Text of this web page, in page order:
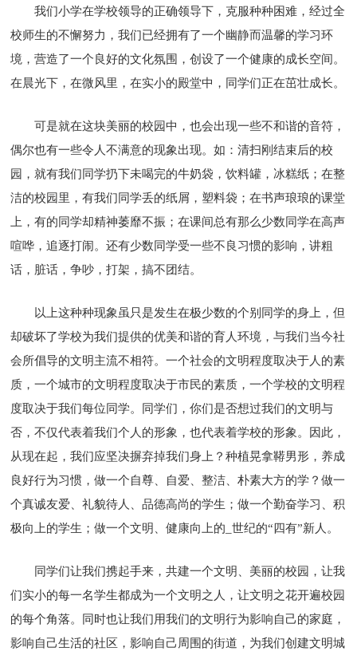
我们小学在学校领导的正确领导下，克服种种困难，经过全
校师生的不懈努力，我们已经拥有了一个幽静而温馨的学习环
境，营造了一个良好的文化氛围，创设了一个健康的成长空间。
在晨光下，在微风里，在实小的殿堂中，同学们正在茁壮成长。
可是就在这块美丽的校园中，也会出现一些不和谐的音符，
偶尔也有一些令人不满意的现象出现。如：清扫刚结束后的校
园，就有我们同学扔下未喝完的牛奶袋，饮料罐，冰糕纸；在整
洁的校园里，有我们同学丢的纸屑，塑料袋；在书声琅琅的课堂
上，有的同学却精神萎靡不振；在课间总有那么少数同学在高声
喧哗，追逐打闹。还有少数同学受一些不良习惯的影响，讲粗
话，脏话，争吵，打架，搞不团结。
以上这种种现象虽只是发生在极少数的个别同学的身上，但
却破坏了学校为我们提供的优美和谐的育人环境，与我们当今社
会所倡导的文明主流不相符。一个社会的文明程度取决于人的素
质，一个城市的文明程度取决于市民的素质，一个学校的文明程
度取决于我们每位同学。同学们，你们是否想过我们的文明与
否，不仅代表着我们个人的形象，也代表着学校的形象。因此，
从现在起，我们应坚决摒弃掉我们身上？种植晃拿鞯男形，养成
良好行为习惯，做一个自尊、自爱、整洁、朴素大方的学？做一
个真诚友爱、礼貌待人、品德高尚的学生；做一个勤奋学习、积
极向上的学生；做一个文明、健康向上的_世纪的“四有”新人。
同学们让我们携起手来，共建一个文明、美丽的校园，让我
们实小的每一名学生都成为一个文明之人，让文明之花开遍校园
的每个角落。同时也让我们用我们的文明行为影响自己的家庭，
影响自己生活的社区，影响自己周围的街道，为我们创建文明城